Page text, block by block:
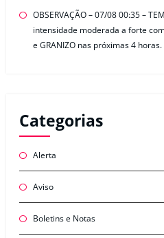
OBSERVAÇÃO – 07/08 00:35 –
intensidade moderada a forte com
e GRANIZO nas próximas 4 horas.
Categorias
Alerta
Aviso
Boletins e Notas